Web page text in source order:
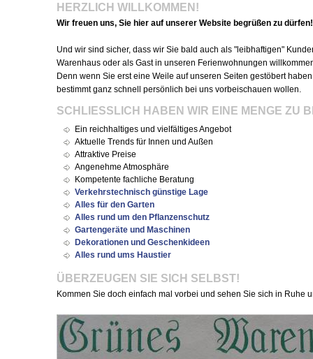
HERZLICH WILLKOMMEN!
Wir freuen uns, Sie hier auf unserer Website begrüßen zu dürfen!
Und wir sind sicher, dass wir Sie bald auch als "leibhaftigen"
Warenhaus oder als Gast in unseren Ferienwohnungen
Denn wenn Sie erst eine Weile auf unseren Seiten gestöbert
bestimmt ganz schnell persönlich bei uns vorbeischauen wollen.
SCHLIESSLICH HABEN WIR EINE MENGE ZU
Ein reichhaltiges und vielfältiges Angebot
Aktuelle Trends für Innen und Außen
Attraktive Preise
Angenehme Atmosphäre
Kompetente fachliche Beratung
Verkehrstechnisch günstige Lage
Alles für den Garten
Alles rund um den Pflanzenschutz
Gartengeräte und Maschinen
Dekorationen und Geschenkideen
Alles rund ums Haustier
ÜBERZEUGEN SIE SICH SELBST!
Kommen Sie doch einfach mal vorbei und sehen Sie sich in Ruhe